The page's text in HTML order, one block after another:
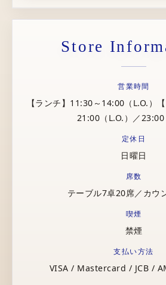
Store
営業時間
【ランチ】11:30～14:00（L.O.）
21:00（L.O.）／
定休日
日曜日
席数
テーブル7卓20席／カウ
喫煙
禁煙
支払い方法
VISA / Mastercard / JCB /